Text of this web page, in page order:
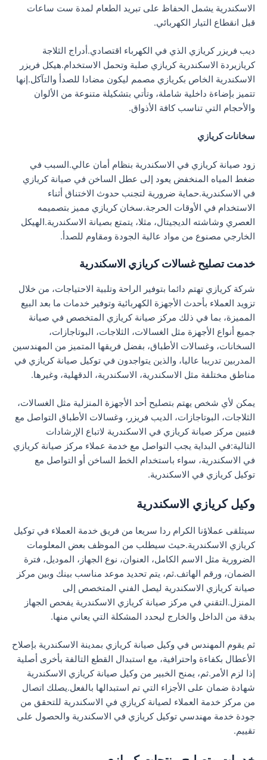
الاسكندرية يشمل الحفاظ على تبريد الطعام لمدة ست ساعات
قبل انقطاع التيار الكهربائي.
ديب فريزر كريازي الذي في الكهرباء اقتصادي.أدراج الثلاجة
كريازيردة الاسكندرية كريازي صلبة وتحمل الاستخدام.هيكل فريزر
الاسكندرية الخاص بكريازي مصمم ليكون مضادا للصدأ والتآكل.إنها
تتميز بإضاءة داخلية شاملة، وتأتي بتشكيلة متنوعة من الألوان
والأحجام التي تناسب كافة الأذواق.
سخانات كريازي
زود صيانة كريازي في الاسكندرية بنظام أمان عالي.السبب في
ضغط المياه المنخفض يعود إلى عطل الساخن في صيانة كريازي
في الاسكندرية.حماية ضرورية لتجنب حدوث الاختناق أثناء
الاستخدام في الأوقات الحرجة.سخان كريازي مميز بتصميمه
العصري وشاشته الديجيتال، مثلا، يتمتع بصيانة الاسكندرية.الهيكل
الخارجي مصنوع من مواد عالية الجودة ومقاوم للصدأ.
خدمت تصليح غسالات كريازي الاسكندرية
شركة كريازي تهتم دائما بتوفير الراحة وتلبية الاحتياجات، من خلال
تزويد العملاء بأحدث الأجهزة الكهربائية وتوفير خدمات ما بعد البيع
المميزة، بما في ذلك مركز صيانة كريازي المتخصص في صيانة
جميع أنواع الأجهزة مثل الغسالات، الثلاجات، البوتاجازات،
السخانات، وغسالات الأطباق، بفضل فريقها المتميز من المهندسين
المدربين تدريبا عاليا، والذين يتواجدون في توكيل صيانة كريازي في
مناطق مختلفة مثل الاسكندرية، الاسكندرية، الدقهلية، وغيرها.
يمكن لأي شخص يهتم بتصليح أحد الأجهزة المنزلية مثل الغسالات،
الثلاجات، البوتاجازات، الديب فريزر، وغسالات الأطباق التواصل مع
فنيين مركز صيانة كريازي في الاسكندرية لاتباع الإرشادات
التالية:في البداية يجب التواصل مع خدمة عملاء مركز صيانة كريازي
في الاسكندرية، سواء باستخدام الخط الساخن أو التواصل مع
توكيل كريازي في الاسكندرية.
وكيل كريازي الاسكندرية
سيتلقى عملاؤنا الكرام ردا سريعا من فريق خدمة العملاء في توكيل
كريازي الاسكندرية.حيث سيطلب من الموظف بعض المعلومات
الضرورية مثل الاسم الكامل، العنوان، نوع الجهاز، الموديل، فترة
الضمان، ورقم الهاتف.ثم، يتم تحديد موعد مناسب بينك وبين مركز
صيانة كريازي الاسكندرية ليصل الفني المتخصص إلى
المنزل.التقني في مركز صيانة كريازي الاسكندرية يفحص الجهاز
بدقة من الداخل والخارج ليحدد المشكلة التي يعاني منها.
ثم يقوم المهندس في وكيل صيانة كريازي بمدينة الاسكندرية بإصلاح
الأعطال بكفاءة واحترافية، مع استبدال القطع التالفة بأخرى أصلية
إذا لزم الأمر.ثم، يمنح الخبير من وكيل صيانة كريازي الاسكندرية
شهادة ضمان على الأجزاء التي تم استبدالها بالفعل.يصلك اتصال
من مركز خدمة العملاء لصيانة كريازي في الاسكندرية للتحقق من
جودة خدمة مهندسي توكيل كريازي في الاسكندرية والحصول على
تقييم.